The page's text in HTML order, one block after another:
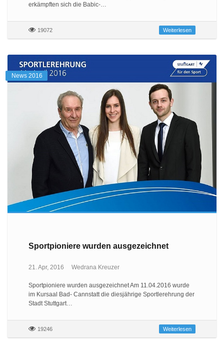
erkämpften sich die Babic-…
19072 Weiterlesen
News 2016
Sportpioniere wurden ausgezeichnet
21. Apr, 2016 Wedrana Kreuzer
Sportpioniere wurden ausgezeichnet Am 11.04.2016 wurde
im Kursaal Bad- Cannstatt die diesjährige Sportlerehrung der
Stadt Stuttgart…
19246 Weiterlesen